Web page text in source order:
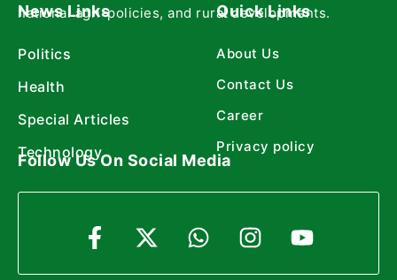
national agri-policies, and rural developments.
News Links
Politics
Health
Special Articles
Technology
Quick Links
About Us
Contact Us
Career
Privacy policy
Follow Us On Social Media